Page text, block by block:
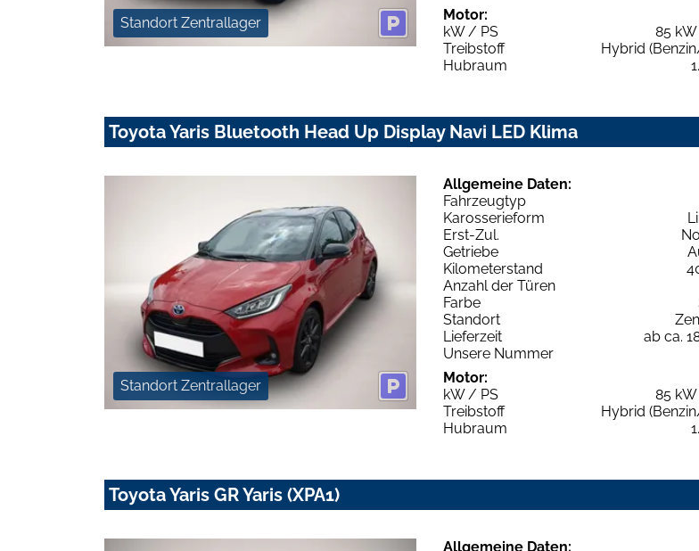
Standort Zentrallager
Motor:
kW / PS
85
Treibstoff
Hybrid
Hubraum
Toyota Yaris Bluetooth Head Up Display Navi LED Klima
Standort Zentrallager
Allgemeine Daten:
Fahrzeugtyp
Karosserieform
Erst-Zul.
Getriebe
Kilometerstand
Anzahl der Türen
Farbe
Standort
Lieferzeit
ab ca.
Unsere Nummer
Motor:
kW / PS
85
Treibstoff
Hybrid
Hubraum
Toyota Yaris GR Yaris (XPA1)
Allgemeine Daten: